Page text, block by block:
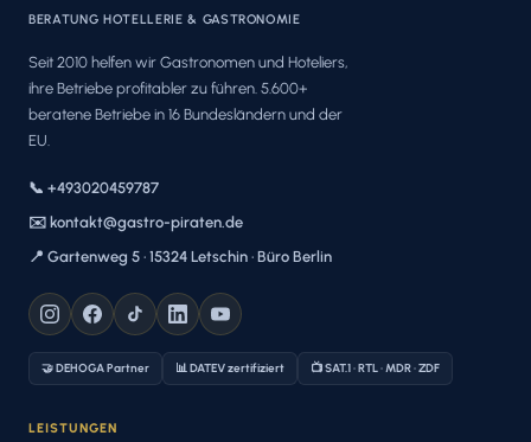
BERATUNG HOTELLERIE & GASTRONOMIE
Seit 2010 helfen wir Gastronomen und Hoteliers,
ihre Betriebe profitabler zu führen. 5.600+
beratene Betriebe in 16 Bundesländern und der
EU.
📞 +493020459787
✉️ kontakt@gastro-piraten.de
📍 Gartenweg 5 · 15324 Letschin · Büro Berlin
🤝 DEHOGA Partner 📊 DATEV zertifiziert 📺 SAT.1 · RTL · MDR · ZDF
LEISTUNGEN